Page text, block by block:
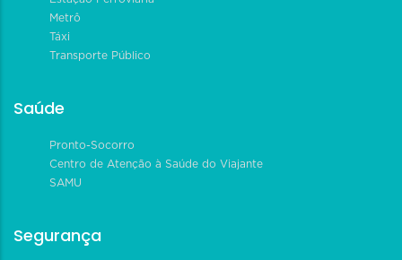
Metrô
Táxi
Transporte Público
Saúde
Pronto-Socorro
Centro de Atenção à Saúde do Viajante
SAMU
Segurança